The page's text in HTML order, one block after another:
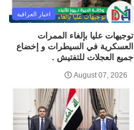
اخبار العراقية
توجيهات عليا بإلغاء الممرات
العسكرية في السيطرات و إخضاع
جميع العجلات للتفتيش .
August 07, 2026